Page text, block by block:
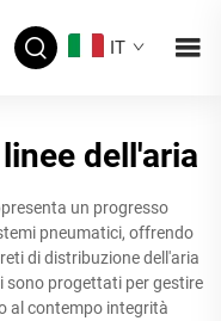
IT
dell'aria
un progresso
pneumatici, offrendo
di distribuzione dell'aria
sono progettati per gestire
al contempo integrità